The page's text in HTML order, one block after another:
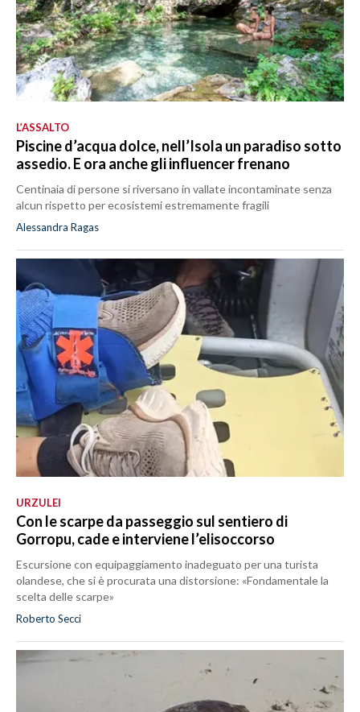
L’ASSALTO
Piscine d’acqua dolce, nell’Isola un paradiso sotto
assedio. E ora anche gli influencer frenano
Centinaia di persone si riversano in vallate incontaminate senza
alcun rispetto per ecosistemi estremamente fragili
Alessandra Ragas
URZULEI
Con le scarpe da passeggio sul sentiero di
Gorropu, cade e interviene l’elisoccorso
Escursione con equipaggiamento inadeguato per una turista
olandese, che si è procurata una distorsione: «Fondamentale la
scelta delle scarpe»
Roberto Secci